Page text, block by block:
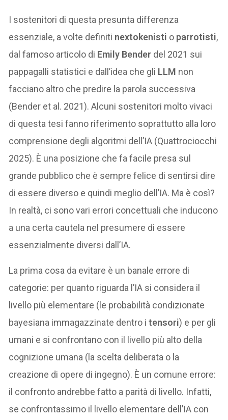
I sostenitori di questa presunta differenza
essenziale, a volte definiti nextokenisti o parrotisti,
dal famoso articolo di Emily Bender del 2021 sui
pappagalli statistici e dall’idea che gli LLM non
facciano altro che predire la parola successiva
(Bender et al. 2021). Alcuni sostenitori molto vivaci
di questa tesi fanno riferimento soprattutto alla loro
comprensione degli algoritmi dell’IA (Quattrociocchi
2025). È una posizione che fa facile presa sul
grande pubblico che è sempre felice di sentirsi dire
di essere diverso e quindi meglio dell’IA. Ma è così?
In realtà, ci sono vari errori concettuali che inducono
a una certa cautela nel presumere di essere
essenzialmente diversi dall’IA.
La prima cosa da evitare è un banale errore di
categorie: per quanto riguarda l’IA si considera il
livello più elementare (le probabilità condizionate
bayesiana immagazzinate dentro itensori) e per gli
umani e si confrontano con il livello più alto della
cognizione umana (la scelta deliberata o la
creazione di opere di ingegno). È un comune errore:
il confronto andrebbe fatto a parità di livello. Infatti,
se confrontassimo il livello elementare dell’IA con